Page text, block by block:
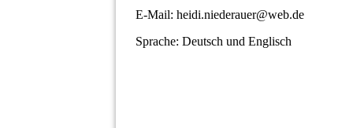
E-Mail: heidi.niederauer@web.de
Sprache: Deutsch und Englisch